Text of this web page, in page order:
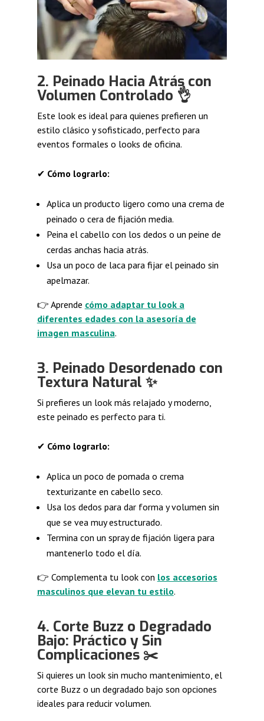
2. Peinado Hacia Atrás con
Volumen Controlado 👌
Este look es ideal para quienes prefieren un
estilo clásico y sofisticado, perfecto para
eventos formales o looks de oficina.
✔ Cómo lograrlo:
Aplica un producto ligero como una crema de
peinado o cera de fijación media.
Peina el cabello con los dedos o un peine de
cerdas anchas hacia atrás.
Usa un poco de laca para fijar el peinado sin
apelmazar.
👉 Aprende cómo adaptar tu look a
diferentes edades con la asesoría de
imagen masculina.
3. Peinado Desordenado con
Textura Natural ✨
Si prefieres un look más relajado y moderno,
este peinado es perfecto para ti.
✔ Cómo lograrlo:
Aplica un poco de pomada o crema
texturizante en cabello seco.
Usa los dedos para dar forma y volumen sin
que se vea muy estructurado.
Termina con un spray de fijación ligera para
mantenerlo todo el día.
👉 Complementa tu look con los accesorios
masculinos que elevan tu estilo.
4. Corte Buzz o Degradado
Bajo: Práctico y Sin
Complicaciones ✂️
Si quieres un look sin mucho mantenimiento, el
corte Buzz o un degradado bajo son opciones
ideales para reducir volumen.